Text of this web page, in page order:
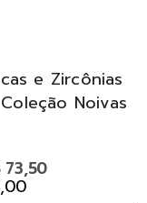
e Zircônias
Noivas
73,50